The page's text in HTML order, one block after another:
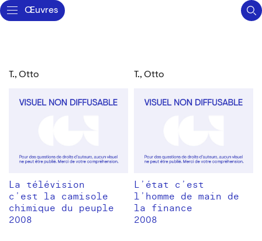
Œuvres
T., Otto
La télévision
c’est la camisole
chimique du peuple
2008
T., Otto
L’état c’est
l’homme de main de
la finance
2008